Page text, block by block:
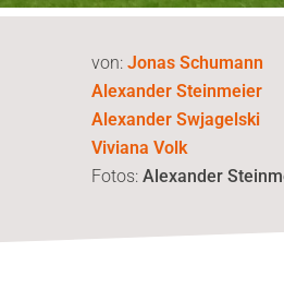
von:Jonas Schumann
Alexander Steinmeier
Alexander Swjagelski
Viviana Volk
Fotos:Alexander